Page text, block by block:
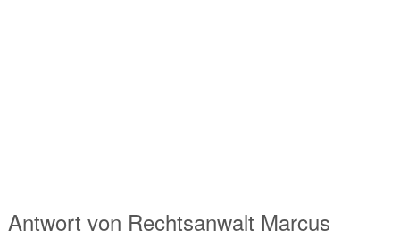
Antwort von Rechtsanwalt Marcus